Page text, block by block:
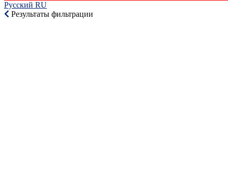
Русский RU‎
Результаты фильтрации